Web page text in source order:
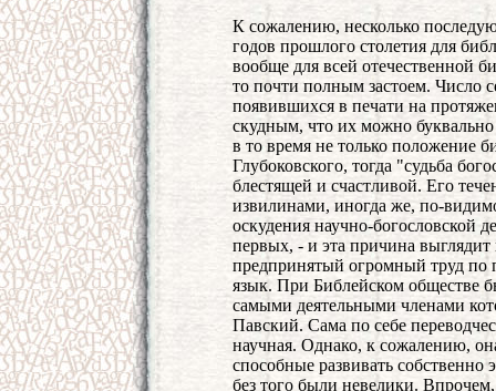
К сожалению, несколько
годов прошлого столетия для
вообще для всей отечественной
то почти полным застоем. Число
появившихся в печати на
скудным, что их можно
в то время не только положение
Глубоковского, тогда "судьба
блестящей и счастливой. Его
извилинами, иногда же, по-
оскудения научно-богословской
первых, - и эта причина выглядит
предпринятый огромный труд по
язык. При Библейском обществе
самыми деятельными членами
Павский. Сама по себе
научная. Однако, к сожалению,
способные развивать
без того были невелики.